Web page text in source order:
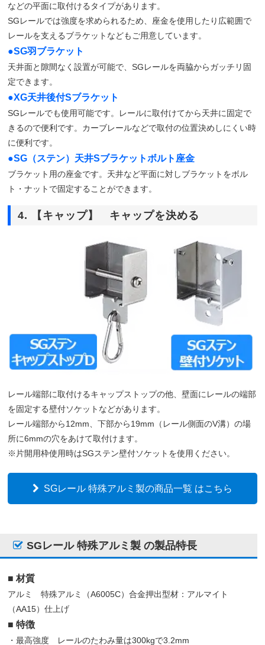
などの平面に取付けるタイプがあります。
SGレールでは強度を求められるため、座金を使用したり広範囲で
レールを支えるブラケットなどもご用意しています。
●SG羽ブラケット
天井面と隙間なく設置が可能で、SGレールを両脇からガッチリ固
定できます。
●XG天井後付Sブラケット
SGレールでも使用可能です。レールに取付けてから天井に固定で
きるので便利です。カーブレールなどで取付の位置決めしにくい時
に便利です。
●SG（ステン）天井Sブラケットボルト座金
ブラケット用の座金です。天井など平面に対しブラケットをボル
ト・ナットで固定することができます。
4. 【キャップ】 キャップを決める
レール端部に取付けるキャップストップの他、壁面にレールの端部
を固定する壁付ソケットなどがあります。
レール端部から12mm、下部から19mm（レール側面のV溝）の場
所に6mmの穴をあけて取付けます。
※片開用枠使用時はSGステン壁付ソケットを使用ください。
SGレール 特殊アルミ製の商品一覧 はこちら
SGレール 特殊アルミ製 の製品特長
■ 材質
アルミ 特殊アルミ（A6005C）合金押出型材：アルマイト
（AA15）仕上げ
■ 特徴
・最高強度 レールのたわみ量は300kgで3.2mm